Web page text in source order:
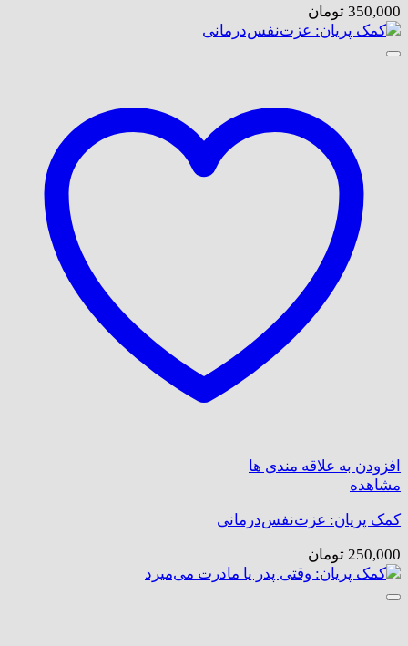
350,000 تومان
افزودن به علاقه مندی ها
مشاهده
کمک پریان: عزت‌نفس‌درمانی
250,000 تومان